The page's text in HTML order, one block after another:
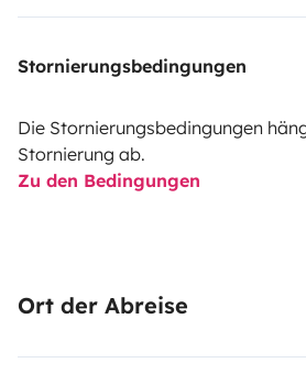
Stornierungsbedingungen
Die Stornierungsbedingungen
Stornierung ab.
Zu den Bedingungen
Ort der Abreise